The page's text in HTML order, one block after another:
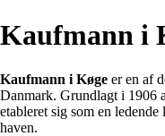
Kaufmann i
Kaufmann i Køge er en af
Danmark. Grundlagt i 1906
etableret sig som en
haven.